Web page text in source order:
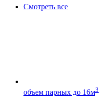
Смотреть все
объем парных до 16м3